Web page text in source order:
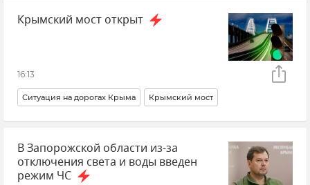
Крым Новости Крыма Новости СВО
Крымский мост открыт
16:13
Ситуация на дорогах Крыма Крымский мост
Новости Крыма Срочные новости Крыма Крым
Керченский пролив
В Запорожской области из-за
отключения света и воды введен
режим ЧС